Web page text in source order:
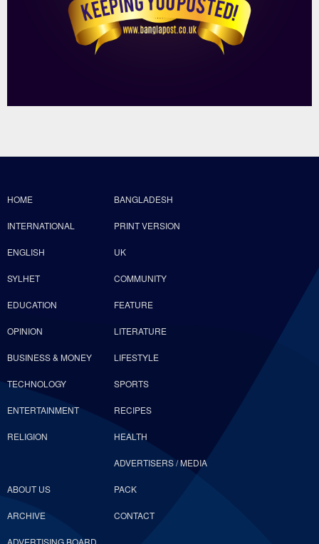
HOME BANGLADESH
INTERNATIONAL PRINT VERSION
ENGLISH UK
SYLHET COMMUNITY
EDUCATION FEATURE
OPINION LITERATURE
BUSINESS & MONEY LIFESTYLE
TECHNOLOGY SPORTS
ENTERTAINMENT RECIPES
RELIGION HEALTH
ABOUT US
ADVERTISERS / MEDIA
PACK
ARCHIVE CONTACT